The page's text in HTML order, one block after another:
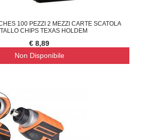
100 PEZZI 2 MEZZI CARTE SCATOLA
CHIPS TEXAS HOLDEM
€ 8,89
Non Disponibile